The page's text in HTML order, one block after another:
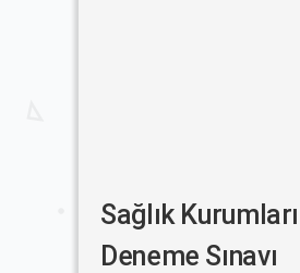
Sağlık
Deneme Sınavı